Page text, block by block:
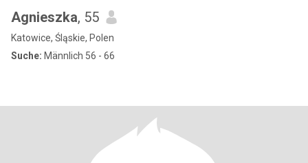
Agnieszka, 55
Katowice, Śląskie, Polen
Suche: Männlich 56 - 66